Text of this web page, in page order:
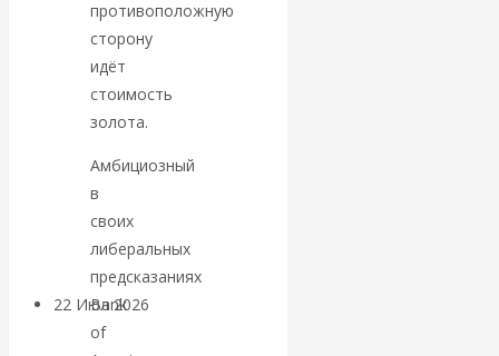
считает, что
кризис в
банковской
сфере России
уже начался
22 Июл 2026
противоположную
сторону
идёт
стоимость
золота.
Амбициозный
в
своих
либеральных
предсказаниях
Bank
of